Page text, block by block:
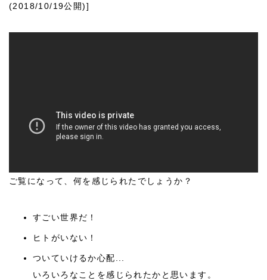
(2018/10/19公開)]
ご覧になって、何を感じられたでしょうか？
すごい世界だ！
ヒトがいない！
ついていけるか心配...
いろいろなことを感じられたかと思います。